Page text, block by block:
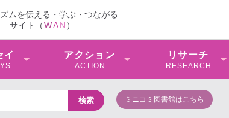
ムを伝える・学ぶ・つながる
サイト（WAN ）
イ アクション
ACTION
リサーチ
RESEARCH
ミニコミ図書館はこちら